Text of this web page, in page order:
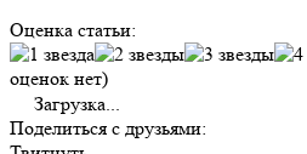
Оценка статьи:
оценок нет)
Загрузка...
Поделиться с друзьями: